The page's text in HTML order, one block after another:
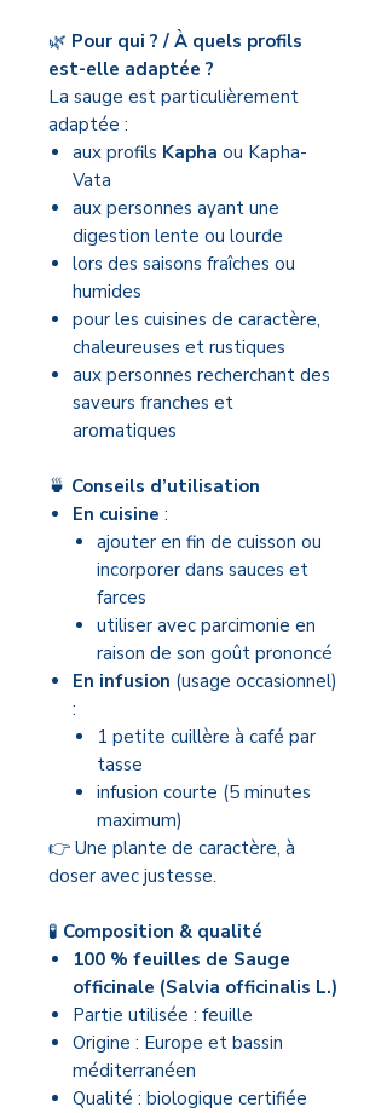
🌿 Pour qui ? / À quels profils
est-elle adaptée ?
La sauge est particulièrement
adaptée :
aux profils Kapha ou Kapha-
Vata
aux personnes ayant une
digestion lente ou lourde
lors des saisons fraîches ou
humides
pour les cuisines de caractère,
chaleureuses et rustiques
aux personnes recherchant des
saveurs franches et
aromatiques
🍵 Conseils d’utilisation
En cuisine :
ajouter en fin de cuisson ou
incorporer dans sauces et
farces
utiliser avec parcimonie en
raison de son goût prononcé
En infusion (usage occasionnel)
:
1 petite cuillère à café par
tasse
infusion courte (5 minutes
maximum)
👉 Une plante de caractère, à
doser avec justesse.
🧪 Composition & qualité
100 % feuilles de Sauge
officinale (Salvia officinalis L.)
Partie utilisée : feuille
Origine : Europe et bassin
méditerranéen
Qualité : biologique certifiée